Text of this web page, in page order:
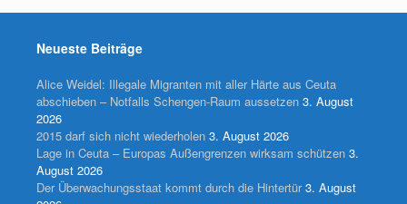
Neueste Beiträge
Alice Weidel: Illegale Migranten mit aller Härte aus Ceuta
abschieben – Notfalls Schengen-Raum aussetzen 3. August
2026
2015 darf sich nicht wiederholen 3. August 2026
Lage in Ceuta – Europas Außengrenzen wirksam schützen 3.
August 2026
Der Überwachungsstaat kommt durch die Hintertür 3. August